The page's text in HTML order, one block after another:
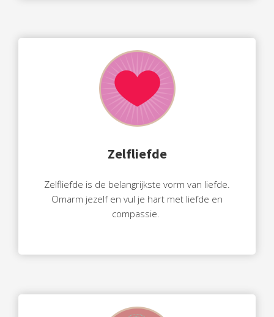
Zelfliefde
Zelfliefde is de belangrijkste vorm van liefde.
Omarm jezelf en vul je hart met liefde en
compassie.